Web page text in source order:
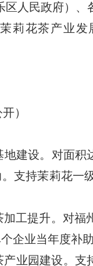
区人民政府）
茉莉花茶产业
开）
建设。 对面积
支持茉莉花一
工提升。 对福
企业当年度补
业园建设。 支